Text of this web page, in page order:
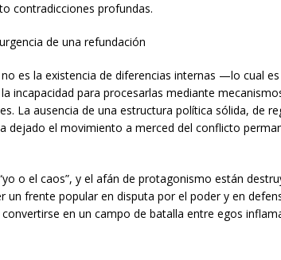
contradicciones profundas.
de una refundación
es la existencia de diferencias internas —lo cual
incapacidad para procesarlas mediante
La ausencia de una estructura política sólida, de
dejado el movimiento a merced del conflicto
o el caos”, y el afán de protagonismo están
un frente popular en disputa por el poder y en
en un campo de batalla entre egos